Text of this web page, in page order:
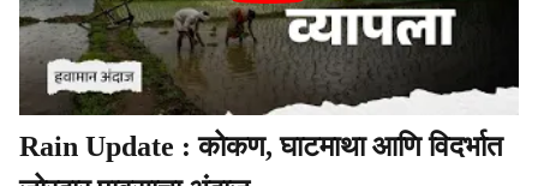
Rain Update : कोकण, घाटमाथा आणि विदर्भात